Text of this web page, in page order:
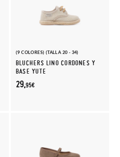
(9 COLORES) (TALLA 20 - 34)
BLUCHERS LINO CORDONES Y
BASE YUTE
29,95€